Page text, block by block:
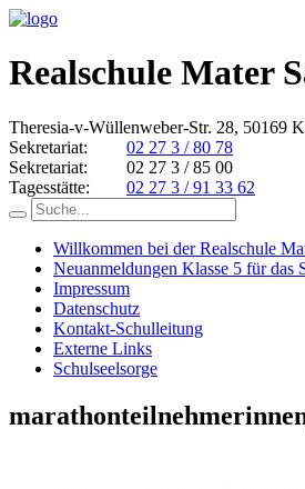
Realschule Mater
Theresia-v-Wüllenweber-Str. 28, 50169
Sekretariat:
02 27 3 / 80 78
Sekretariat:
02 27 3 / 85 00
Tagesstätte:
02 27 3 / 91 33 62
Willkommen bei der Realschule
Neuanmeldungen Klasse 5 für das
Impressum
Datenschutz
Kontakt-Schulleitung
Externe Links
Schulseelsorge